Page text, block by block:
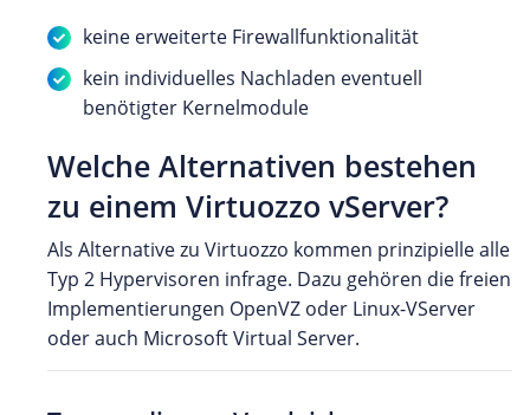
keine erweiterte Firewallfunktionalität
kein individuelles Nachladen eventuell
benötigter Kernelmodule
Welche Alternativen bestehen
zu einem Virtuozzo vServer?
Als Alternative zu Virtuozzo kommen prinzipielle alle
Typ 2 Hypervisoren infrage. Dazu gehören die freien
Implementierungen OpenVZ oder Linux-VServer
oder auch Microsoft Virtual Server.